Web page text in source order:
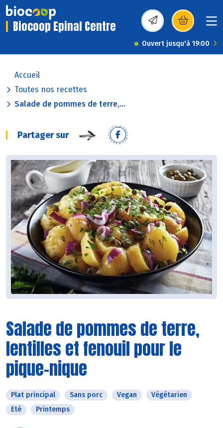
Biocoop Epinal Centre (s’ouvre dans une
Ouvert jusqu'à 19:00
Accueil
Toutes nos recettes
Salade de pommes de terre,...
Partager sur
Salade de pommes de terre,
lentilles et fenouil pour le
pique-nique
Plat principal Sans porc Vegan
Végétarien
Eté
Printemps